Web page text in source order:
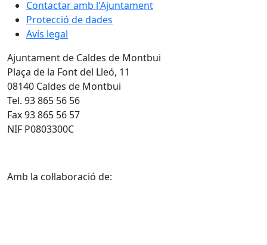
Contactar amb l'Ajuntament
Protecció de dades
Avís legal
Ajuntament de Caldes de Montbui
Plaça de la Font del Lleó, 11
08140 Caldes de Montbui
Tel. 93 865 56 56
Fax 93 865 56 57
NIF P0803300C
Amb la col·laboració de: